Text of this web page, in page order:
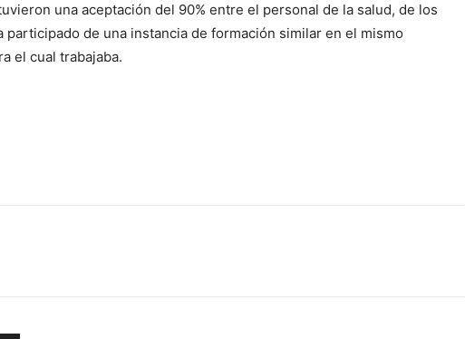
una aceptación del 90% entre el personal de la salud, de los
participado de una instancia de formación similar en el mismo
el cual trabajaba.